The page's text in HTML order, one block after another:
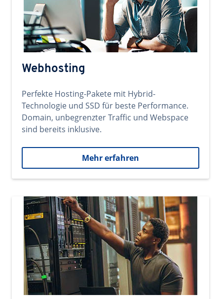
Webhosting
Perfekte Hosting-Pakete mit Hybrid-
Technologie und SSD für beste Performance.
Domain, unbegrenzter Traffic und Webspace
sind bereits inklusive.
Mehr erfahren